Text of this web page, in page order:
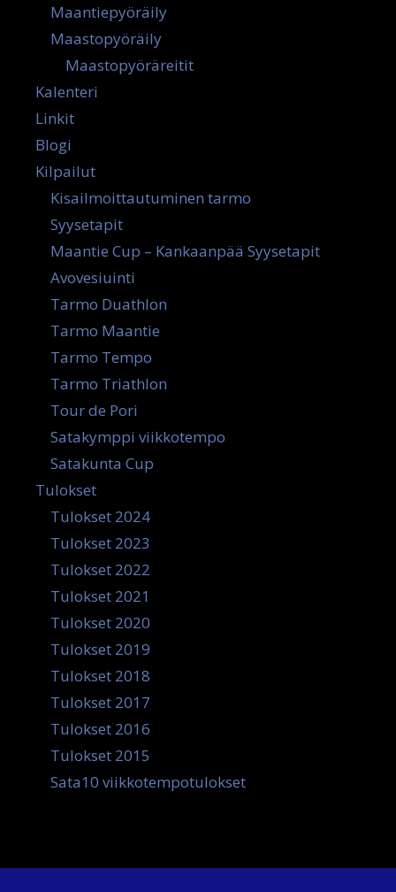
Maantiepyöräily
Maastopyöräily
Maastopyöräreitit
Kalenteri
Linkit
Blogi
Kilpailut
Kisailmoittautuminen tarmo
Syysetapit
Maantie Cup – Kankaanpää Syysetapit
Avovesiuinti
Tarmo Duathlon
Tarmo Maantie
Tarmo Tempo
Tarmo Triathlon
Tour de Pori
Satakymppi viikkotempo
Satakunta Cup
Tulokset
Tulokset 2024
Tulokset 2023
Tulokset 2022
Tulokset 2021
Tulokset 2020
Tulokset 2019
Tulokset 2018
Tulokset 2017
Tulokset 2016
Tulokset 2015
Sata10 viikkotempotulokset